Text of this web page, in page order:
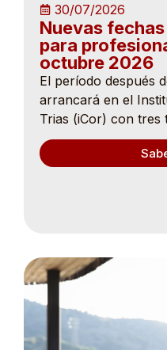
30/07/2026
Nuevas
para
octubre 2026
El período después
arrancará en el
Trias (iCor) con tres